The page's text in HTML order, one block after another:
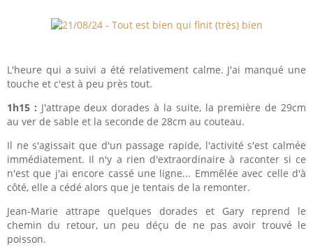
L'heure qui a suivi a été relativement calme. J'ai manqué une
touche et c'est à peu près tout.
1h15 : J'attrape deux dorades à la suite, la première de 29cm
au ver de sable et la seconde de 28cm au couteau.
Il ne s'agissait que d'un passage rapide, l'activité s'est calmée
immédiatement. Il n'y a rien d'extraordinaire à raconter si ce
n'est que j'ai encore cassé une ligne... Emmêlée avec celle d'à
côté, elle a cédé alors que je tentais de la remonter.
Jean-Marie attrape quelques dorades et Gary reprend le
chemin du retour, un peu déçu de ne pas avoir trouvé le
poisson.